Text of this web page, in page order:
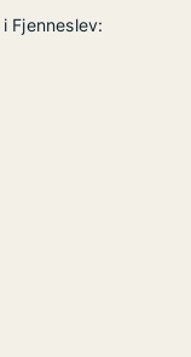
Fjenneslev: